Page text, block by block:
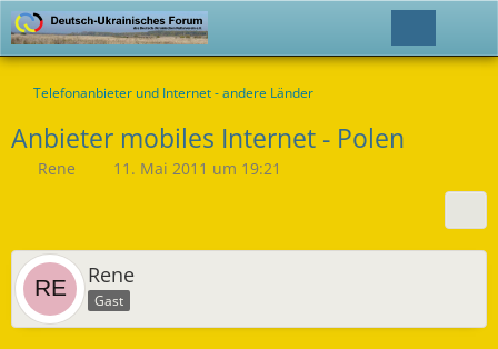
Telefonanbieter und Internet - andere Länder
Anbieter mobiles Internet - Polen
Rene 11. Mai 2011 um 19:21
Rene
Gast